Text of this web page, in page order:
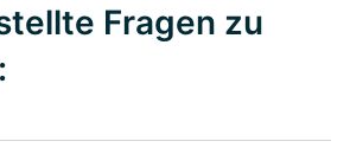
Fragen zu